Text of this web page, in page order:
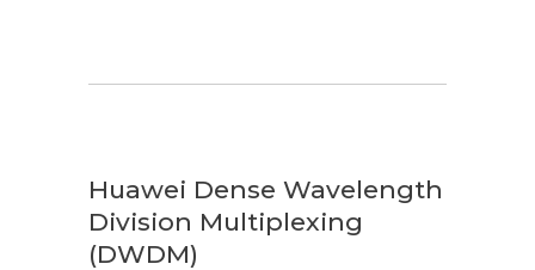
Huawei Dense Wavelength
Division Multiplexing
(DWDM)